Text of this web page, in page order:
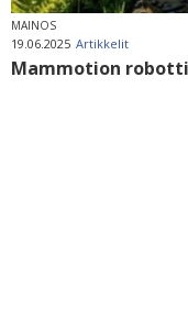
MAINOS
19.06.2025 Artikkelit
Mammotion